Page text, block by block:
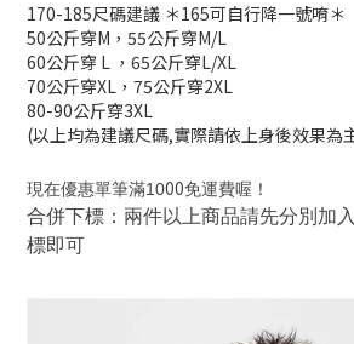
170-185尺碼建議 ＊165可自行降一號唷＊
50公斤穿M， 55公斤穿M/L
60公斤穿 L ， 65公斤穿L/XL
70公斤穿XL， 75公斤穿2XL
80-90公斤穿3XL
(以上均為建議尺碼,實際請依上身後效果為
現在優惠單筆滿1000免運費喔！
合併下標：兩件以上商品請先分別加
標即可